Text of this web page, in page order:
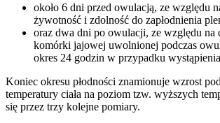
około 6 dni przed owulacją, ze względu
żywotność i zdolność do zapłodnienia
oraz dwa dni po owulacji, ze względu na
komórki jajowej uwolnionej podczas
okres 24 godzin w przypadku
Koniec okresu płodności znamionuje wzrost
temperatury ciała na poziom tzw. wyższych
się przez trzy kolejne pomiary.